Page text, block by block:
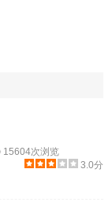
15604次浏览
3.0分